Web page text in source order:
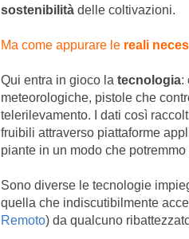
sostenibilità delle coltivazioni.
Ma come appurare le reali
Qui entra in gioco la tecnologia:
meteorologiche, pistole che
telerilevamento. I dati così
fruibili attraverso piattaforme
piante in un modo che
Sono diverse le tecnologie
quella che indiscutibilmente
Remoto) da qualcuno